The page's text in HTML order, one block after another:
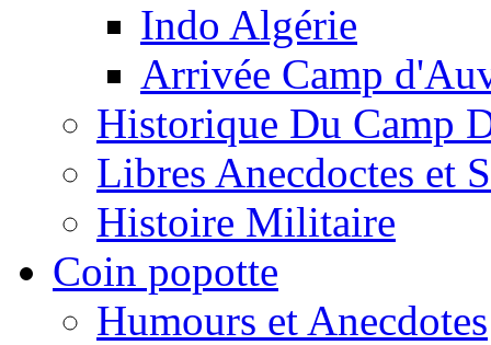
Indo Algérie
Arrivée Camp
Historique Du Camp
Libres Anecdoctes et
Histoire Militaire
Coin popotte
Humours et Anecdotes